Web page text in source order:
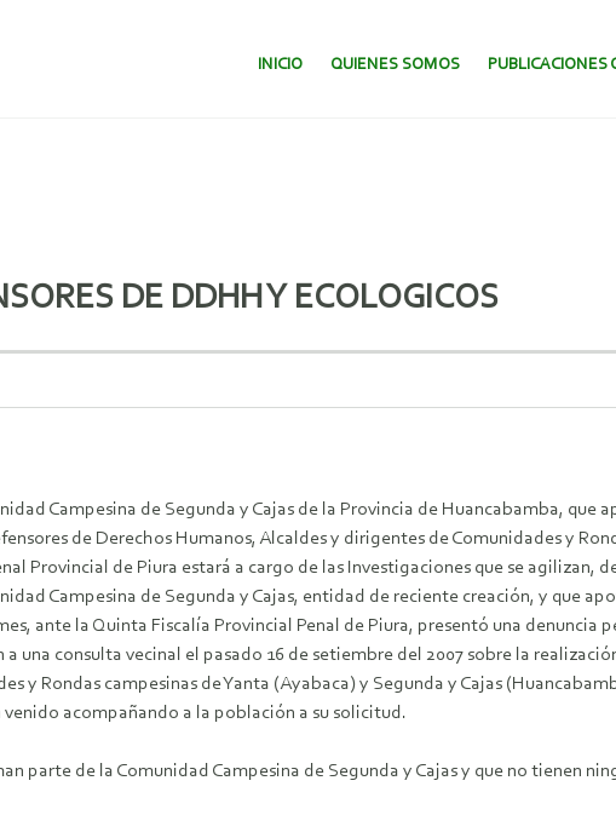
SALTAR AL CONTENIDO.
INICIO QUIENES SOMOS PUBLICACIONES
DE DDHH Y ECOLOGICOS
Campesina de Segunda y Cajas de la Provincia de Huancabamba, que
de Derechos Humanos, Alcaldes y dirigentes de Comunidades y
Provincial de Piura estará a cargo de las Investigaciones que se agilizan,
Campesina de Segunda y Cajas, entidad de reciente creación, y que
ante la Quinta Fiscalía Provincial Penal de Piura, presentó una
una consulta vecinal el pasado 16 de setiembre del 2007 sobre la
y Rondas campesinas de Yanta (Ayabaca) y Segunda y Cajas
acompañando a la población a su solicitud.
parte de la Comunidad Campesina de Segunda y Cajas y que no tienen